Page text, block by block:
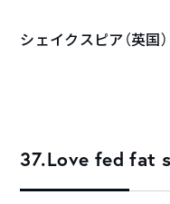
シェイクスピア（英国）
37.Love fed fat